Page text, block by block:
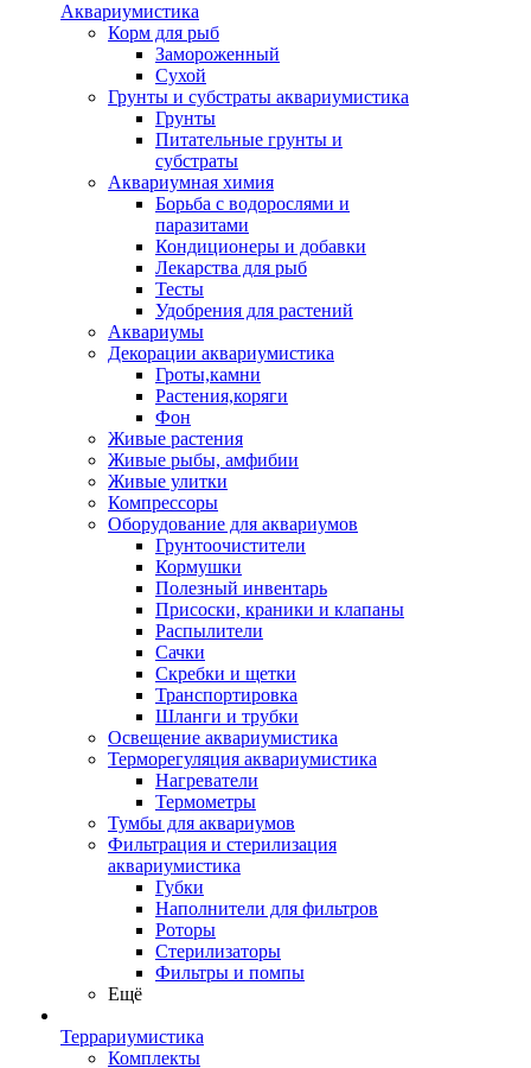
Аквариумистика
Корм для рыб
Замороженный
Сухой
Грунты и субстраты аквариумистика
Грунты
Питательные грунты и
субстраты
Аквариумная химия
Борьба с водорослями и
паразитами
Кондиционеры и добавки
Лекарства для рыб
Тесты
Удобрения для растений
Аквариумы
Декорации аквариумистика
Гроты,камни
Растения,коряги
Фон
Живые растения
Живые рыбы, амфибии
Живые улитки
Компрессоры
Оборудование для аквариумов
Грунтоочистители
Кормушки
Полезный инвентарь
Присоски, краники и клапаны
Распылители
Сачки
Скребки и щетки
Транспортировка
Шланги и трубки
Освещение аквариумистика
Терморегуляция аквариумистика
Нагреватели
Термометры
Тумбы для аквариумов
Фильтрация и стерилизация
аквариумистика
Губки
Наполнители для фильтров
Роторы
Стерилизаторы
Фильтры и помпы
Ещё
Террариумистика
Комплекты